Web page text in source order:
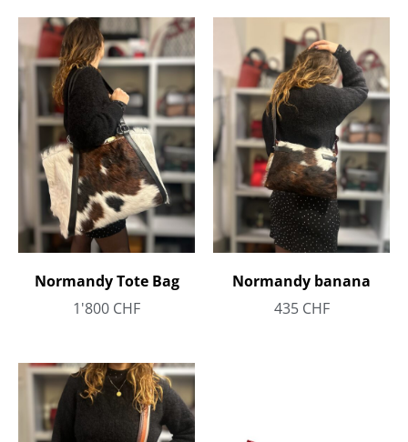
Normandy Tote Bag
1'800 CHF
Normandy banana
435 CHF